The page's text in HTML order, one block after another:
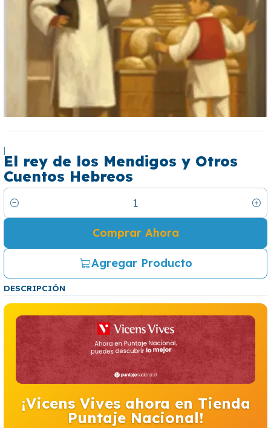
|
El rey de los Mendigos y Otros
Cuentos Hebreos
Cantidad
Agregar Producto
Comprar Ahora
DESCRIPCIÓN
¡Vicens Vives ahora en Tienda
Puntaje Nacional!